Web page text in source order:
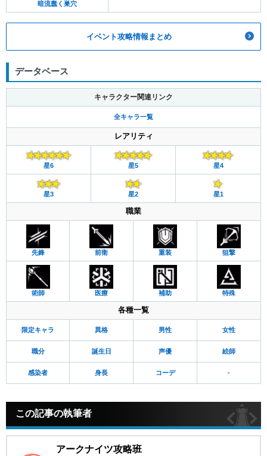
暗流蠢く巣穴
イベント攻略情報まとめ
データベース
キャラクター関連リンク
全キャラ一覧
レアリティ
星6 星5 星4
星3 星2 星1
職業
先鋒 前衛 重装 狙撃
術師 医療 補助 特殊
各種一覧
限定キャラ 異格 男性 女性
職分 誕生日 声優 絵師
感染者 身長 コーデ -
この記事の執筆者
アークナイツ攻略班